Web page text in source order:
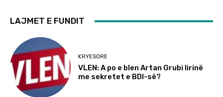
LAJMET E FUNDIT
KRYESORE
VLEN: A po e blen Artan Grubi lirinë
me sekretet e BDI-së?